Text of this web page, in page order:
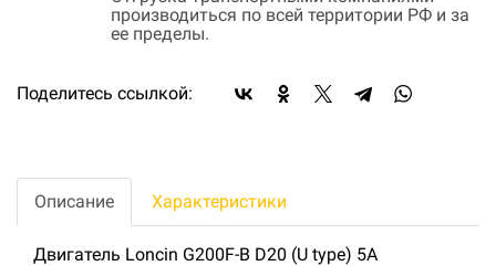
производиться по всей территории РФ и за
ее пределы.
Поделитесь ссылкой:
Описание Характеристики
Двигатель Loncin G200F-B D20 (U type) 5А